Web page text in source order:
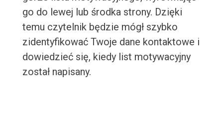
go do lewej lub środka strony. Dzięki
temu czytelnik będzie mógł szybko
zidentyfikować Twoje dane kontaktowe i
dowiedzieć się, kiedy list motywacyjny
został napisany.